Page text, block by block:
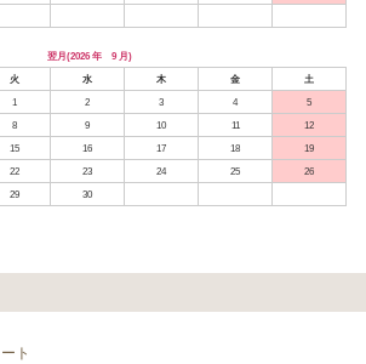
翌月(2026 年 9 月)
火 水 木 金
土
1
2 3 4
5
8 9 10 11
12
15 16 17 18
19
22 23 24 25
26
29 30
ト